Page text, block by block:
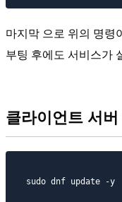
마지막 으로 위의 명령
부팅 후에도 서비스가
클라이언트 서
sudo dnf update -y